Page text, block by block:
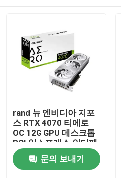
집
제품
rand 뉴 엔비디아 지포
스 RTX 4070 티에로
OC 12G GPU 데스크톱
PCI 익스프레스 인터페
이스 HD DP 디스플레이
포트 출력 8GB 비디오
메모
문의 보내기